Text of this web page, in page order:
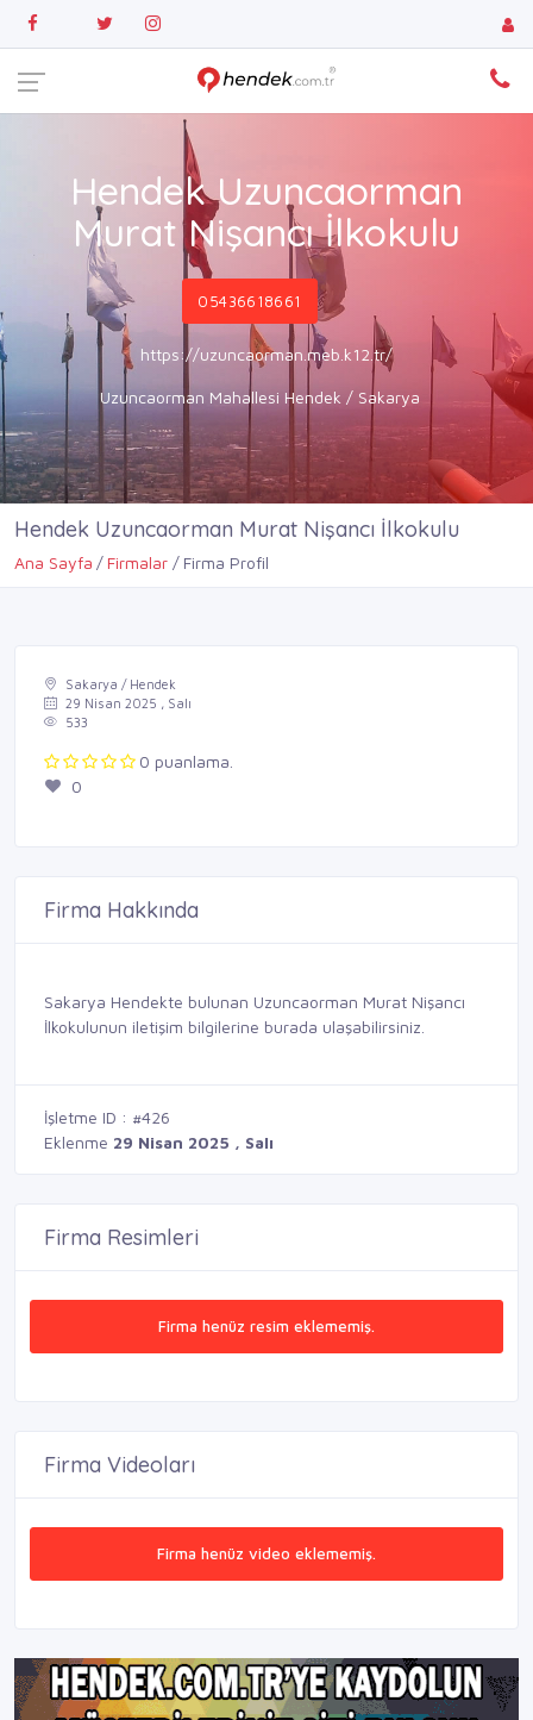
Hendek Uzuncaorman
Murat Nişancı İlkokulu
05436618661
https://uzuncaorman.meb.k12.tr/
Uzuncaorman Mahallesi Hendek / Sakarya
Hendek Uzuncaorman Murat Nişancı İlkokulu
Ana Sayfa Firmalar Firma Profil
Sakarya / Hendek
29 Nisan 2025 , Salı
533
0 puanlama.
0
Firma Hakkında
Sakarya Hendekte bulunan Uzuncaorman Murat Nişancı
İlkokulunun iletişim bilgilerine burada ulaşabilirsiniz.
İşletme ID : #426
Eklenme 29 Nisan 2025 , Salı
Firma Resimleri
Firma henüz resim eklememiş.
Firma Videoları
Firma henüz video eklememiş.